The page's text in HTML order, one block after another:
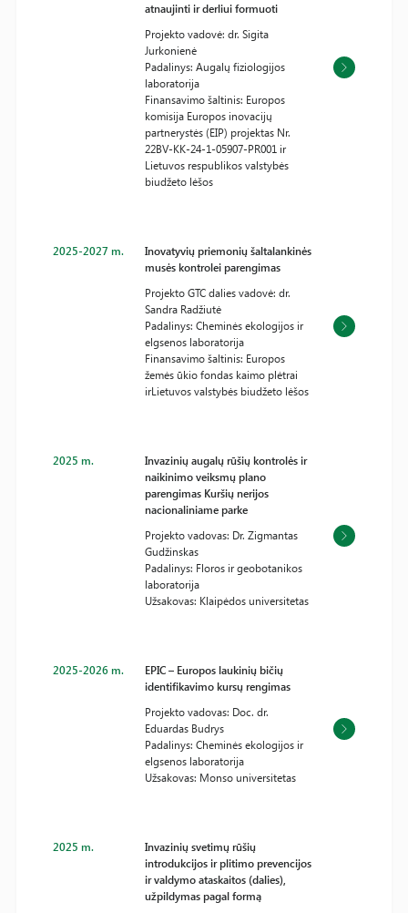
atnaujinti ir derliui formuoti
Projekto vadovė: dr. Sigita
Jurkonienė
Padalinys: Augalų fiziologijos
laboratorija
Finansavimo šaltinis: Europos
komisija Europos inovacijų
partnerystės (EIP) projektas Nr.
22BV-KK-24-1-05907-PR001 ir
Lietuvos respublikos valstybės
biudžeto lėšos
2025-2027 m.
Inovatyvių priemonių šaltalankinės
musės kontrolei parengimas
Projekto GTC dalies vadovė: dr.
Sandra Radžiutė
Padalinys: Cheminės ekologijos ir
elgsenos laboratorija
Finansavimo šaltinis: Europos
žemės ūkio fondas kaimo plėtrai
irLietuvos valstybės biudžeto lėšos
2025 m.
Invazinių augalų rūšių kontrolės ir
naikinimo veiksmų plano
parengimas Kuršių nerijos
nacionaliniame parke
Projekto vadovas: Dr. Zigmantas
Gudžinskas
Padalinys: Floros ir geobotanikos
laboratorija
Užsakovas: Klaipėdos universitetas
2025-2026 m.
EPIC – Europos laukinių bičių
identifikavimo kursų rengimas
Projekto vadovas: Doc. dr.
Eduardas Budrys
Padalinys: Cheminės ekologijos ir
elgsenos laboratorija
Užsakovas: Monso universitetas
2025 m.
Invazinių svetimų rūšių
introdukcijos ir plitimo prevencijos
ir valdymo ataskaitos (dalies),
užpildymas pagal formą